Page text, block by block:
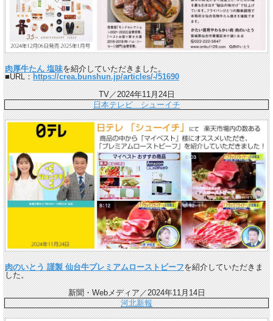
肉厚牛たん 塩味を紹介していただきました。
■URL：https://crea.bunshun.jp/articles/-/51690
TV／2024年11月24日
日本テレビ シューイチ
肉のいとう 謹製 仙台牛プレミアムローストビーフを紹介していただきま
した。
新聞・Webメディア／2024年11月14日
河北新報